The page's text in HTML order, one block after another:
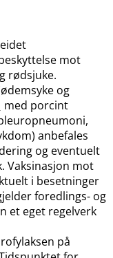
mot
rødsjuke.
og
med porcint
anbefales
og eventuelt
Vaksinasjon mot
i besetninger
foredlings- og
et eget regelverk
på